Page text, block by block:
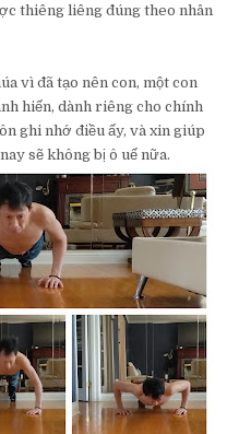
thiêng liêng đúng theo nhân
vì đã tạo nên con, một con
hiến, dành riêng cho chính
ghi nhớ điều ấy, và xin giúp
sẽ không bị ô uế nữa.